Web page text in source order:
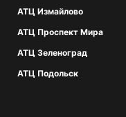
АТЦ Измайлово
АТЦ Проспект Мира
АТЦ Зеленоград
АТЦ Подольск